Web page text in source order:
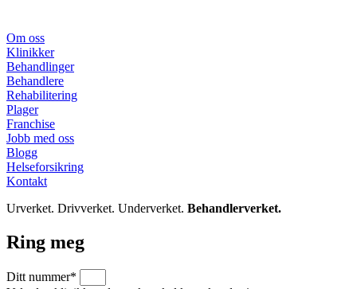
Om oss
Klinikker
Behandlinger
Behandlere
Rehabilitering
Plager
Franchise
Jobb med oss
Blogg
Helseforsikring
Kontakt
Urverket. Drivverket. Underverket. Behandlerverket.
Ring meg
Ditt nummer*